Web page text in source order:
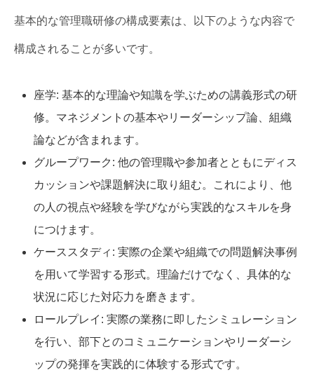
基本的な管理職研修の構成要素は、以下のような内容で
構成されることが多いです。
座学: 基本的な理論や知識を学ぶための講義形式の研
修。マネジメントの基本やリーダーシップ論、組織
論などが含まれます。
グループワーク: 他の管理職や参加者とともにディス
カッションや課題解決に取り組む。これにより、他
の人の視点や経験を学びながら実践的なスキルを身
につけます。
ケーススタディ: 実際の企業や組織での問題解決事例
を用いて学習する形式。理論だけでなく、具体的な
状況に応じた対応力を磨きます。
ロールプレイ: 実際の業務に即したシミュレーション
を行い、部下とのコミュニケーションやリーダーシ
ップの発揮を実践的に体験する形式です。